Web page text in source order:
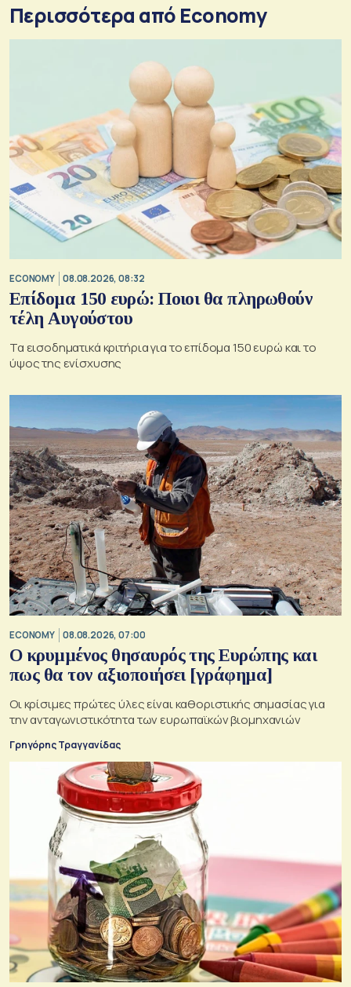
Περισσότερα από Economy
ECONOMY 08.08.2026, 08:32
Επίδομα 150 ευρώ: Ποιοι θα πληρωθούν
τέλη Αυγούστου
Τα εισοδηματικά κριτήρια για το επίδομα 150 ευρώ και το
ύψος της ενίσχυσης
ECONOMY 08.08.2026, 07:00
Ο κρυμμένος θησαυρός της Ευρώπης και
πως θα τον αξιοποιήσει [γράφημα]
Οι κρίσιμες πρώτες ύλες είναι καθοριστικής σημασίας για
την ανταγωνιστικότητα των ευρωπαϊκών βιομηχανιών
Γρηγόρης Τραγγανίδας